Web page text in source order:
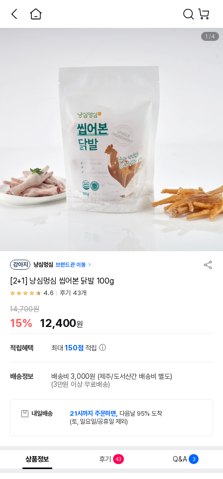
1 /4
강아지 냥심멍심 브랜드관 이동
[2+1] 냥심멍심 씹어본 닭발 100g
4.6 후기 43개
14,700원
15% 12,400원
적립혜택 최대150점 적립
배송정보 배송비 3,000원 (제주/도서산간 배송비 별도)
(3만원 이상 무료배송)
내일배송 21시까지 주문하면, 다음날 95% 도착
(토, 일요일/공휴일 제외)
상품정보 후기 43 Q&A 3